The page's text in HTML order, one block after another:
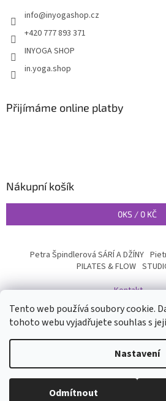
Tento web používá soubory cookie.
tohoto webu vyjadřujete souhlas s
Nastavení
Odmítnout
info@inyogashop.cz
+420 777 893 371
INYOGA SHOP
in.yoga.shop
Přijímáme online platby
Nákupní košík
0KS / 0 KČ
Petra Špindlerová SÁRÍ A DŽÍNY
PILATES & FLOW
Kontakt
Copyright 2026INYOGA SHOP.